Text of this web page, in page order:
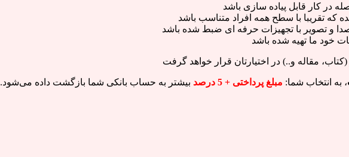
در کار قابل پیاده سازی باشد
که تقریبا با سطح همه افراد متناسب باشد
و تصویر با تجهیزات حرفه ای ضبط شده باشد
خود ما تهیه شده باشد
مقاله و..) در اختیارتان قرار خواهد گرفت
، به انتخاب شما: مبلغ پرداختی + 5 درصد بیشتر به حساب بانکی شما بازگشت داده می‌شود.